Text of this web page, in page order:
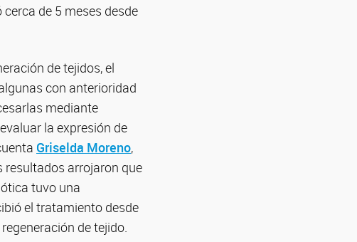
de 5 meses desde
de tejidos, el
con anterioridad
mediante
la expresión de
Griselda Moreno,
resultados arrojaron que
tuvo una
el tratamiento desde
de tejido.